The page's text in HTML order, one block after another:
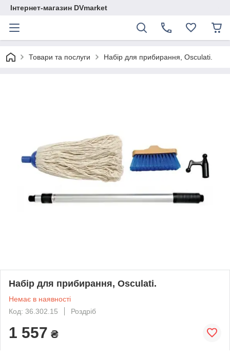
Інтернет-магазин DVmarket
Товари та послуги Набір для прибирання, Osculati.
Набір для прибирання, Osculati.
Немає в наявності
Код: 36.302.15
Роздріб
1 557 ₴